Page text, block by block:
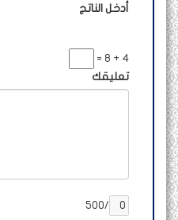
أدخل الناتج
4 + 8 =
تعليقك